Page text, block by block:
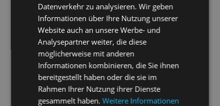
Datenverkehr zu analysieren. Wir geben
Informationen über Ihre Nutzung unserer
Website auch an unsere Werbe- und
Analysepartner weiter, die diese
möglicherweise mit anderen
Informationen kombinieren, die Sie ihnen
bereitgestellt haben oder die sie im
Rahmen Ihrer Nutzung ihrer Dienste
gesammelt haben.Weitere Informationen